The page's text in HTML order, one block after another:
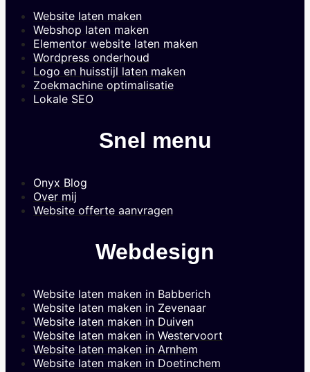
Website laten maken
Webshop laten maken
Elementor website laten maken
Wordpress onderhoud
Logo en huisstijl laten maken
Zoekmachine optimalisatie
Lokale SEO
Snel menu
Onyx Blog
Over mij
Website offerte aanvragen
Webdesign
Website laten maken in Babberich
Website laten maken in Zevenaar
Website laten maken in Duiven
Website laten maken in Westervoort
Website laten maken in Arnhem
Website laten maken in Doetinchem